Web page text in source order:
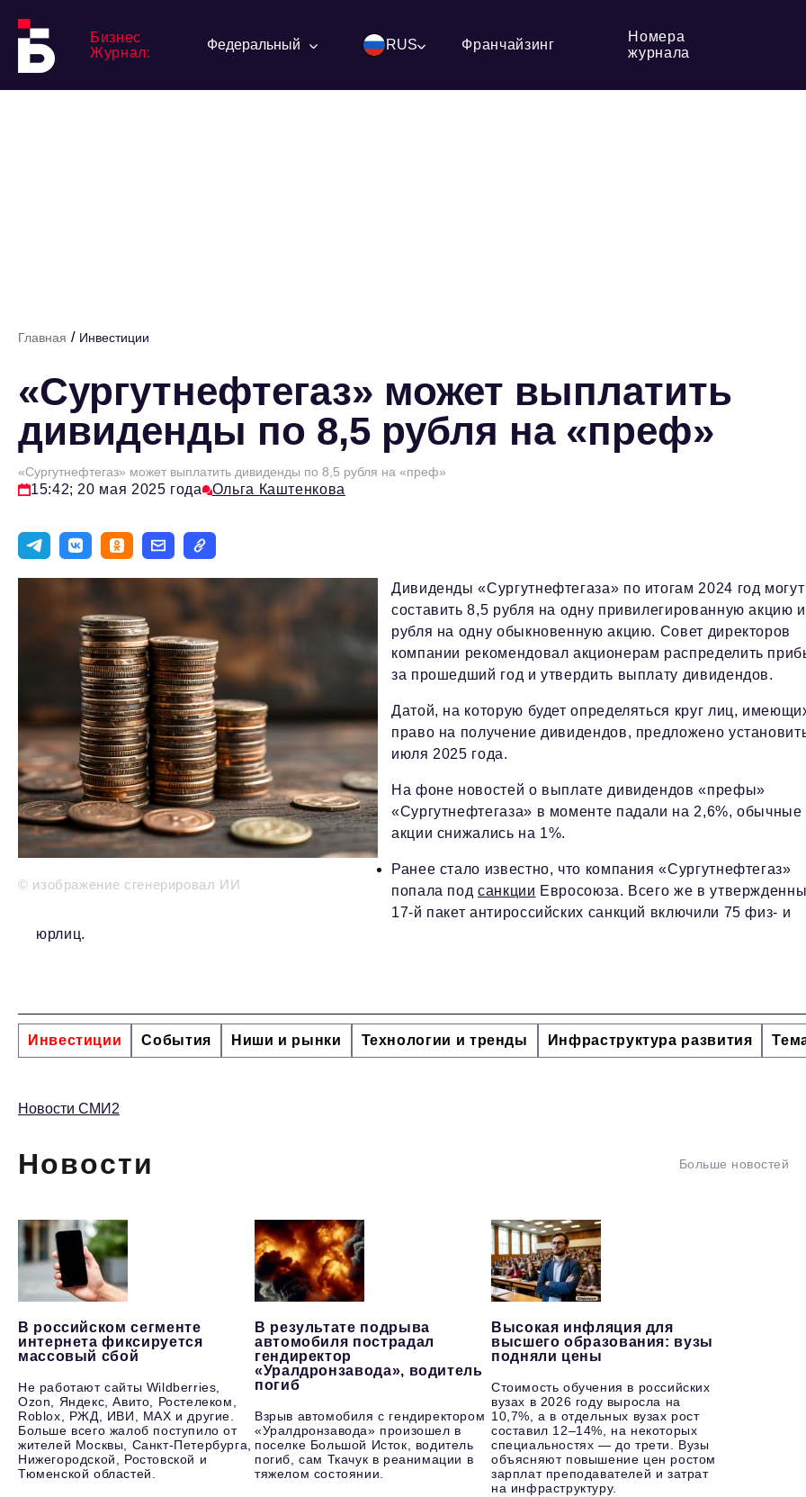
Бизнес
Журнал:
Федеральный RUS Франчайзинг
Номера
журнала
Главная / Инвестиции
«Сургутнефтегаз» может выплатить
дивиденды по 8,5 рубля на «преф»
«Сургутнефтегаз» может выплатить дивиденды по 8,5 рубля на «преф»
15:42; 20 мая 2025 года Ольга Каштенкова
© изображение сгенерировал ИИ
Дивиденды «Сургутнефтегаза» по итогам 2024 год могут
составить 8,5 рубля на одну привилегированную акцию
рубля на одну обыкновенную акцию. Совет директоров
компании рекомендовал акционерам распределить
за прошедший год и утвердить выплату дивидендов.
Датой, на которую будет определяться круг лиц,
право на получение дивидендов, предложено
июля 2025 года.
На фоне новостей о выплате дивидендов «префы»
«Сургутнефтегаза» в моменте падали на 2,6%, обычные
акции снижались на 1%.
Ранее стало известно, что компания «Сургутнефтегаз»
попала подсанкции Евросоюза. Всего же в
17-й пакет антироссийских санкций включили 75 физ- и
юрлиц.
Инвестиции События Ниши и рынки Технологии и тренды Инфраструктура развития
Новости СМИ2
Новости Больше новостей
В российском сегменте
интернета фиксируется
массовый сбой
Не работают сайты Wildberries,
Ozon, Яндекс, Авито, Ростелеком,
Roblox, РЖД, ИВИ, MAX и другие.
Больше всего жалоб поступило от
жителей Москвы, Санкт-Петербурга,
Нижегородской, Ростовской и
Тюменской областей.
В результате подрыва
автомобиля пострадал
гендиректор
«Уралдронзавода», водитель
погиб
Взрыв автомобиля с гендиректором
«Уралдронзавода» произошел в
поселке Большой Исток, водитель
погиб, сам Ткачук в реанимации в
тяжелом состоянии.
Высокая инфляция для
высшего образования: вузы
подняли цены
Стоимость обучения в российских
вузах в 2026 году выросла на
10,7%, а в отдельных вузах рост
составил 12–14%, на некоторых
специальностях — до трети. Вузы
объясняют повышение цен ростом
зарплат преподавателей и затрат
на инфраструктуру.